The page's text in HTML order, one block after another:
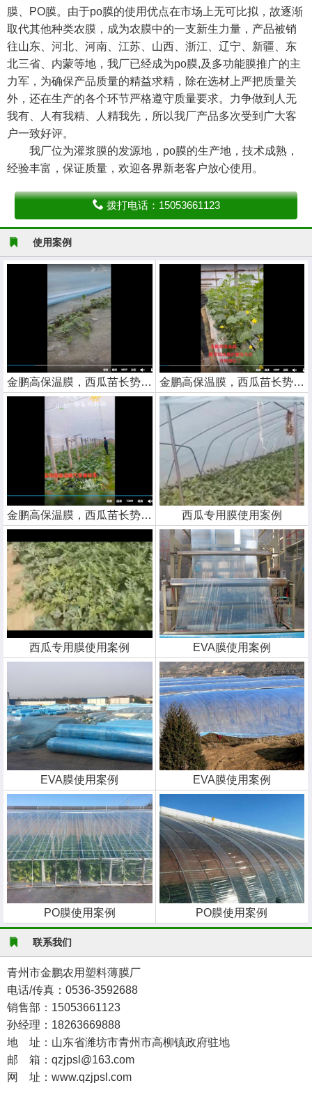
膜、PO膜。由于po膜的使用优点在市场上无可比拟，故逐渐
取代其他种类农膜，成为农膜中的一支新生力量，产品被销
往山东、河北、河南、江苏、山西、浙江、辽宁、新疆、东
北三省、内蒙等地，我厂已经成为po膜,及多功能膜推广的主
力军，为确保产品质量的精益求精，除在选材上严把质量关
外，还在生产的各个环节严格遵守质量要求。力争做到人无
我有、人有我精、人精我先，所以我厂产品多次受到广大客
户一致好评。
我厂位为灌浆膜的发源地，po膜的生产地，技术成熟，
经验丰富，保证质量，欢迎各界新老客户放心使用。
拨打电话：15053661123
使用案例
金鹏高保温膜，西瓜苗长势喜人 金鹏高保温膜，西瓜苗长势喜人
金鹏高保温膜，西瓜苗长势喜人 西瓜专用膜使用案例
西瓜专用膜使用案例 EVA膜使用案例
EVA膜使用案例 EVA膜使用案例
PO膜使用案例 PO膜使用案例
联系我们
青州市金鹏农用塑料薄膜厂
电话/传真：0536-3592688
销售部：15053661123
孙经理：18263669888
地 址：山东省潍坊市青州市高柳镇政府驻地
邮 箱：qzjpsl@163.com
网 址：www.qzjpsl.com